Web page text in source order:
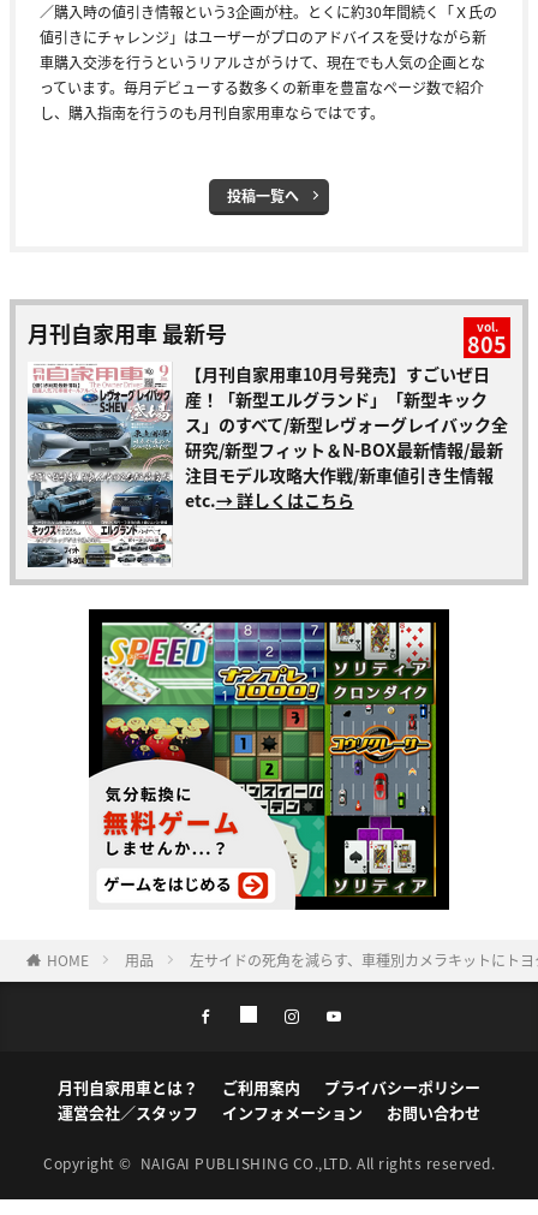
／購入時の値引き情報という3企画が柱。とくに約30年間続く「Ｘ氏の
値引きにチャレンジ」はユーザーがプロのアドバイスを受けながら新
車購入交渉を行うというリアルさがうけて、現在でも人気の企画とな
っています。毎月デビューする数多くの新車を豊富なページ数で紹介
し、購入指南を行うのも月刊自家用車ならではです。
投稿一覧へ
月刊自家用車 最新号 vol.
805
【月刊自家用車10月号発売】すごいぜ日
産！「新型エルグランド」「新型キック
ス」のすべて/新型レヴォーグレイバック全
研究/新型フィット＆N-BOX最新情報/最新
注目モデル攻略大作戦/新車値引き生情報
etc.→ 詳しくはこちら
HOME 用品 左サイドの死角を減らす、車種別カメラキットにト
月刊自家用車とは？ ご利用案内
プライバシーポリシー
運営会社／スタッフ
インフォメーション お問い合わせ
Copyright © NAIGAI PUBLISHING CO.,LTD. All rights reserved.